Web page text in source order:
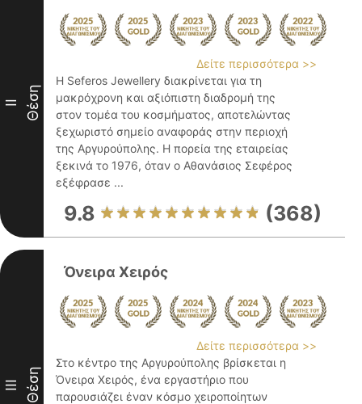
II Θέση
Δείτε περισσότερα >>
Η Seferos Jewellery διακρίνεται για τη
μακρόχρονη και αξιόπιστη διαδρομή της
στον τομέα του κοσμήματος, αποτελώντας
ξεχωριστό σημείο αναφοράς στην περιοχή
της Αργυρούπολης. Η πορεία της εταιρείας
ξεκινά το 1976, όταν ο Αθανάσιος Σεφέρος
εξέφρασε ...
9.8 (368)
III Θέση
Όνειρα Χειρός
Δείτε περισσότερα >>
Στο κέντρο της Αργυρούπολης βρίσκεται η
Όνειρα Χειρός, ένα εργαστήριο που
παρουσιάζει έναν κόσμο χειροποίητων